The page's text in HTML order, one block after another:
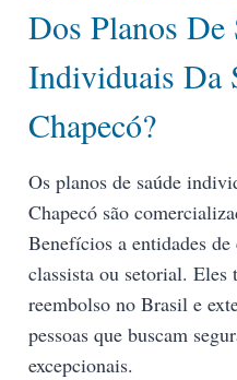
Dos Planos De
Individuais Da
Chapecó?
Os planos de saúde
Chapecó são
Benefícios a entidades
classista ou setorial. Eles
reembolso no Brasil e
pessoas que buscam
excepcionais.